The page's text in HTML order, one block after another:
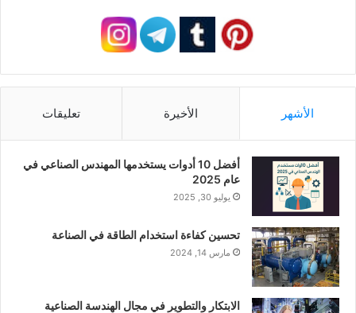
الأشهر الأخيرة تعليقات
أفضل 10 أدوات يستخدمها المهندس الصناعي في
عام 2025
يوليو 30, 2025
تحسين كفاءة استخدام الطاقة في الصناعة
مارس 14, 2024
الابتكار والتطوير في مجال الهندسة الصناعية